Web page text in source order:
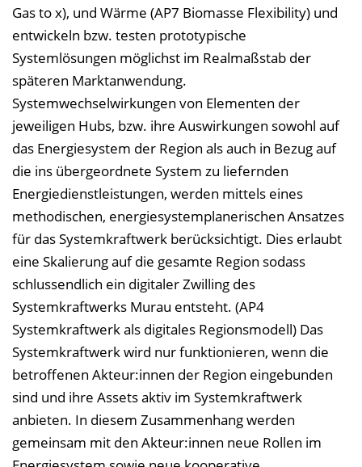
Gas to x), und Wärme (AP7 Biomasse Flexibility) und
entwickeln bzw. testen prototypische
Systemlösungen möglichst im Realmaßstab der
späteren Marktanwendung.
Systemwechselwirkungen von Elementen der
jeweiligen Hubs, bzw. ihre Auswirkungen sowohl auf
das Energiesystem der Region als auch in Bezug auf
die ins übergeordnete System zu liefernden
Energiedienstleistungen, werden mittels eines
methodischen, energiesystemplanerischen Ansatzes
für das Systemkraftwerk berücksichtigt. Dies erlaubt
eine Skalierung auf die gesamte Region sodass
schlussendlich ein digitaler Zwilling des
Systemkraftwerks Murau entsteht. (AP4
Systemkraftwerk als digitales Regionsmodell) Das
Systemkraftwerk wird nur funktionieren, wenn die
betroffenen Akteur:innen der Region eingebunden
sind und ihre Assets aktiv im Systemkraftwerk
anbieten. In diesem Zusammenhang werden
gemeinsam mit den Akteur:innen neue Rollen im